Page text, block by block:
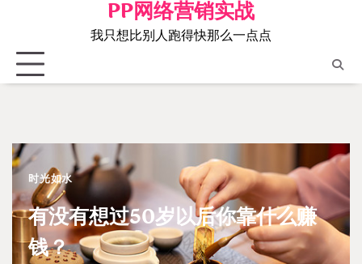
content
PP网络营销实战
我只想比别人跑得快那么一点点
时光如水
有没有想过50岁以后你靠什么赚
钱？